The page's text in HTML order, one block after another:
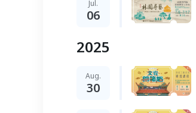
Jul.
06
2025
Aug.
30